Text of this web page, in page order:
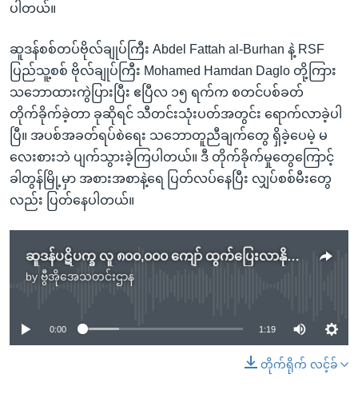
ပါတယ်။
ဆူဒန်စစ်တပ်ဗိုလ်ချုပ်ကြီး Abdel Fattah al-Burhan နဲ့ RSF
ပြည်သူ့စစ် ဗိုလ်ချုပ်ကြီး Mohamed Hamdan Daglo တို့ကြား
သဘောထားကွဲပြားပြီး ဧပြီလ ၁၅ ရက်က စတင်ပစ်ခတ်
တိုက်ခိုက်ခဲ့တာ ခုဆိုရင် သီတင်းသုံးပတ်အတွင်း ရောက်လာခဲ့ပါ
ပြီ။ အပစ်အခတ်ရပ်စဲရေး သဘောတူညီချက်တွေ ရှိခဲ့ပေမဲ့ မ
လေးစားဘဲ ပျက်သွားခဲ့ကြပါတယ်။ ဒီ တိုက်ခိုက်မှုတွေကြောင့်
ခါတွန်မြို့မှာ အစားအစာနဲ့ရေ ပြတ်လပ်နေပြီး လျှပ်စစ်မီးတွေ
လည်း ပြတ်နေပါတယ်။
ဆူဒန်ပဋိပက္ခ လူ ၈၀၀,၀၀၀ ကျော် ထွက်ပြေးလာနိုင်ဟု ကုလသတိပေး
by ဗွီအိုအေသတင်းဌာန
No media source currently available
0:00 1:19
တိုက်ရိုက် လင့်ခ်